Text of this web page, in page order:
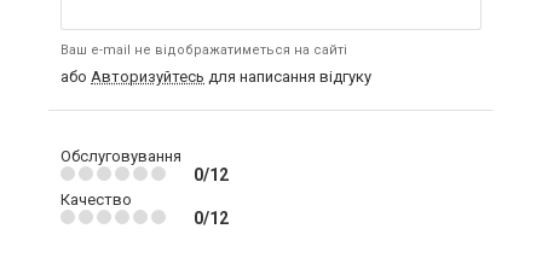
Ваш e-mail не відображатиметься на сайті
або Авторизуйтесь для написання відгуку
Обслуговування
0/12
Качество
0/12